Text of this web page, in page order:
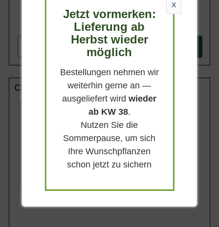
+ In den
C5
bis zu 1,50 m
Belaubung
Blatt- / Nadelfarbe
Stahlblau
Standort
Lieferbar
X
Jetzt vormerken:
Lieferung ab
Herbst wieder
möglich
Bestellungen nehmen wir
weiterhin gerne an —
ausgeliefert wirdwieder
ab KW 38.
Nutzen Sie die
Sommerpause, um sich
Ihre Wunschpflanzen
schon jetzt zu sichern